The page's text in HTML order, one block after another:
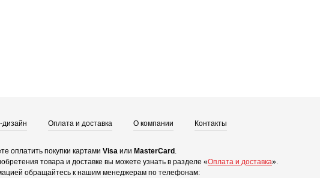
дизайн Оплата и доставка О компании Контакты
оплатить покупки картами Visa или MasterCard .
товара и доставке вы можете узнать в разделе «Оплата и доставка».
обращайтесь к нашим менеджерам по телефонам: